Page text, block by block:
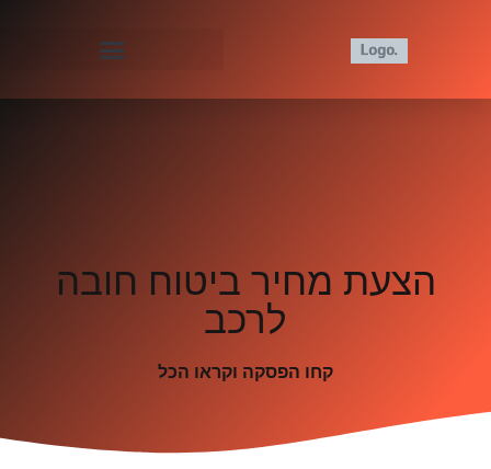
הצעת מחיר ביטוח חובה
לרכב
קחו הפסקה וקראו הכל